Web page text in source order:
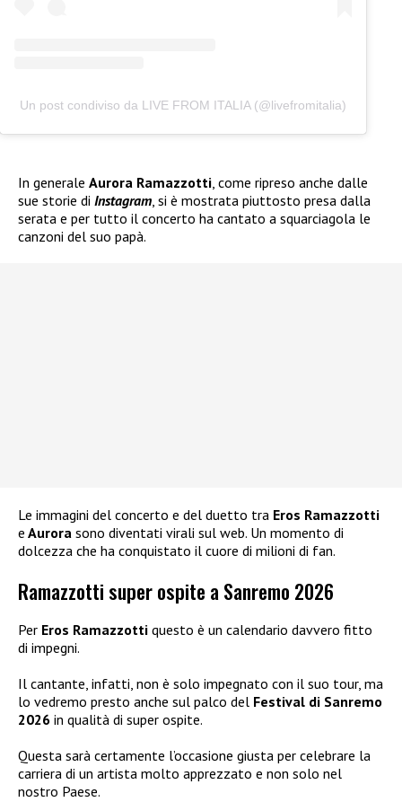
Un post condiviso da LIVE FROM ITALIA (@livefromitalia)
In generale Aurora Ramazzotti , come ripreso anche dalle
sue storie di Instagram , si è mostrata piuttosto presa dalla
serata e per tutto il concerto ha cantato a squarciagola le
canzoni del suo papà.
Le immagini del concerto e del duetto tra Eros Ramazzotti
e Aurora sono diventati virali sul web. Un momento di
dolcezza che ha conquistato il cuore di milioni di fan.
Ramazzotti super ospite a Sanremo 2026
Per Eros Ramazzotti questo è un calendario davvero fitto
di impegni.
Il cantante, infatti, non è solo impegnato con il suo tour, ma
lo vedremo presto anche sul palco del Festival di Sanremo
2026 in qualità di super ospite.
Questa sarà certamente l’occasione giusta per celebrare la
carriera di un artista molto apprezzato e non solo nel
nostro Paese.